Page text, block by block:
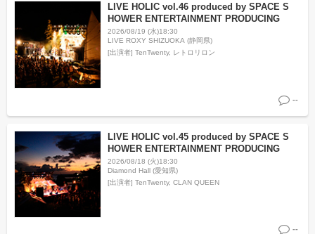
LIVE HOLIC vol.46 produced by SPACE S
HOWER ENTERTAINMENT PRODUCING
2026/08/19 (水)18:30
LIVE ROXY SHIZUOKA (静岡県)
[出演者] TenTwenty, レトロリロン
--
LIVE HOLIC vol.45 produced by SPACE S
HOWER ENTERTAINMENT PRODUCING
2026/08/18 (火)18:30
Diamond Hall (愛知県)
[出演者] TenTwenty, CLAN QUEEN
--